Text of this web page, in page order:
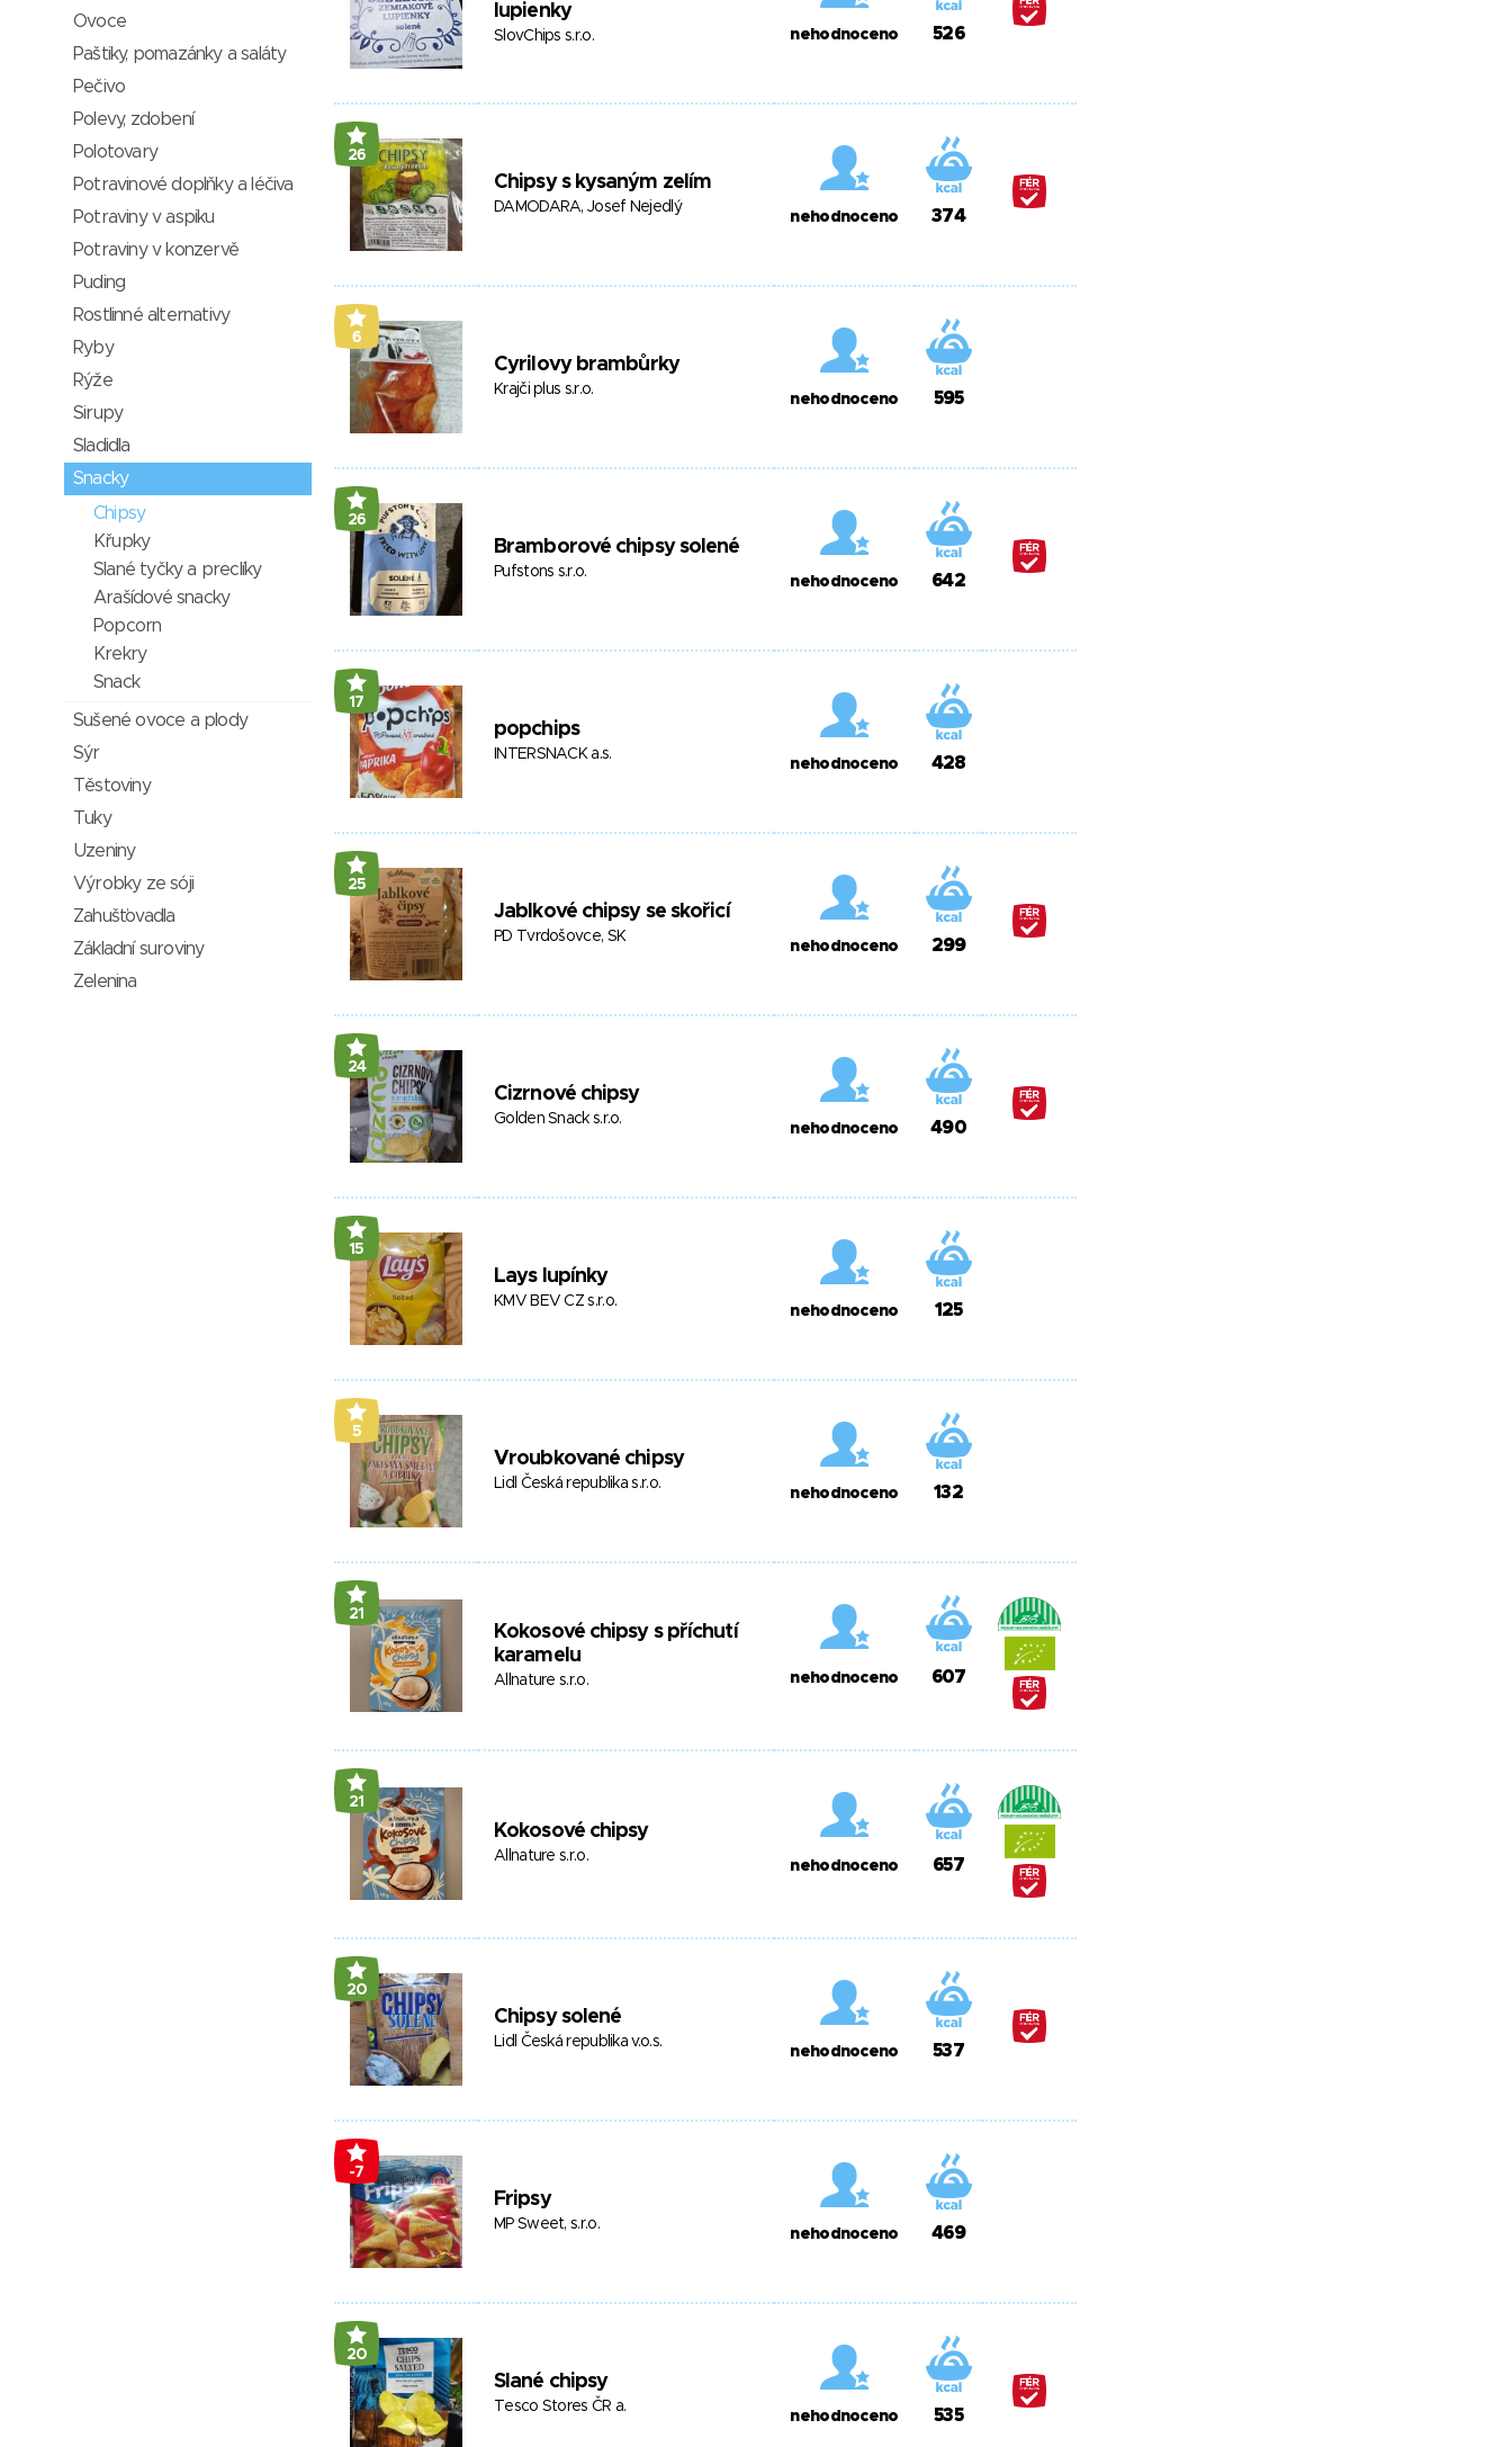
lupienky
SlovChips s.r.o. nehodnoceno 526
26
Chipsy s kysaným zelím
DAMODARA, Josef Nejedlý
nehodnoceno 374
6
Cyrilovy brambůrky
Krajči plus s.r.o.
nehodnoceno 595
26
Bramborové chipsy solené
Pufstons s.r.o.
nehodnoceno 642
17
popchips
INTERSNACK a.s.
nehodnoceno 428
25
Jablkové chipsy se skořicí
PD Tvrdošovce, SK
nehodnoceno 299
24
Cizrnové chipsy
Golden Snack s.r.o.
nehodnoceno 490
15
Lays lupínky
KMV BEV CZ s.r.o.
nehodnoceno 125
5
Vroubkované chipsy
Lidl Česká republika s.r.o.
nehodnoceno 132
21
Kokosové chipsy s příchutí
karamelu
Allnature s.r.o. nehodnoceno 607
21
Kokosové chipsy
Allnature s.r.o.
nehodnoceno 657
20
Chipsy solené
Lidl Česká republika v.o.s.
nehodnoceno 537
-7
Fripsy
MP Sweet, s.r.o.
nehodnoceno 469
20
Slané chipsy
Tesco Stores ČR a.
nehodnoceno 535
Ovoce
Paštiky, pomazánky a saláty
Pečivo
Polevy, zdobení
Polotovary
Potravinové doplňky a léčiva
Potraviny v aspiku
Potraviny v konzervě
Puding
Rostlinné alternativy
Ryby
Rýže
Sirupy
Sladidla
Snacky
Chipsy
Křupky
Slané tyčky a preclíky
Arašídové snacky
Popcorn
Krekry
Snack
Sušené ovoce a plody
Sýr
Těstoviny
Tuky
Uzeniny
Výrobky ze sóji
Zahušťovadla
Základní suroviny
Zelenina